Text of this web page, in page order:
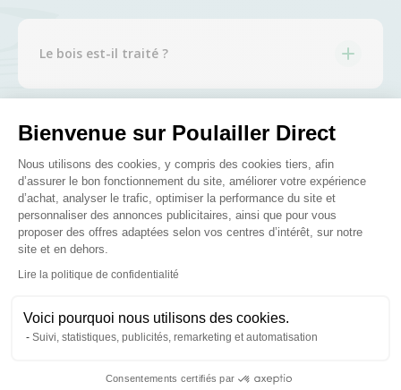
Bienvenue sur Poulailler Direct
Plateforme de Gestion du
Nous utilisons des cookies, y compris des cookies tiers, afin
d’assurer le bon fonctionnement du site, améliorer votre expérience
d’achat, analyser le trafic, optimiser la performance du site et
personnaliser des annonces publicitaires, ainsi que pour vous
proposer des offres adaptées selon vos centres d’intérêt, sur notre
site et en dehors.
Lire la politique de confidentialité
Voici pourquoi nous utilisons des cookies.
Suivi, statistiques, publicités, remarketing et automatisation
Consentements certifiés par
Axeptio consent
Le bois est-il traité ?
Posez-nous vos questions
Ces produits peuvent vous
intéresser